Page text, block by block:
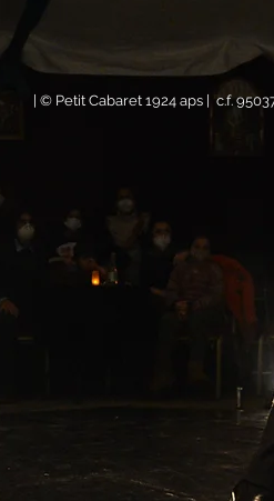
| © Petit Cabaret 1924 aps | c.f.